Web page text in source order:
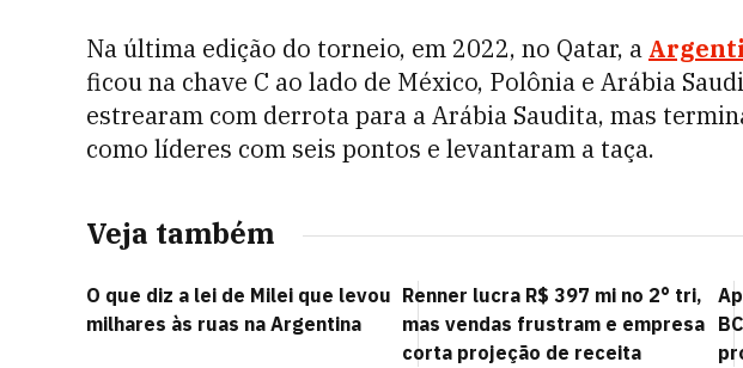
Na última edição do torneio, em 2022, no Qatar, a
ficou na chave C ao lado de México, Polônia e Arábia
estrearam com derrota para a Arábia Saudita, mas
como líderes com seis pontos e levantaram a taça.
Veja também
O que diz a lei de Milei que levou
milhares às ruas na Argentina
Renner lucra R$ 397 mi no 2° tri,
mas vendas frustram e empresa
corta projeção de receita